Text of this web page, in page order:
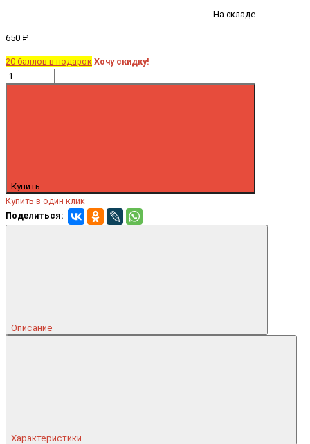
На складе
650 ₽
20 баллов в подарок Хочу скидку!
Купить
Купить в один клик
Поделиться:
Описание
Характеристики